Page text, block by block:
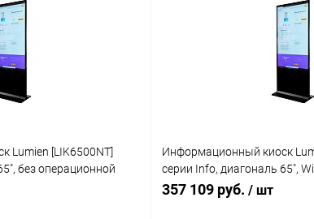
Lumien [LIK6500NT]
без операционной
кв.м, контрастность
Информационный киоск
серии Info, диагональ 65",
кд/кв.м, контрастность
357 109 руб. / шт